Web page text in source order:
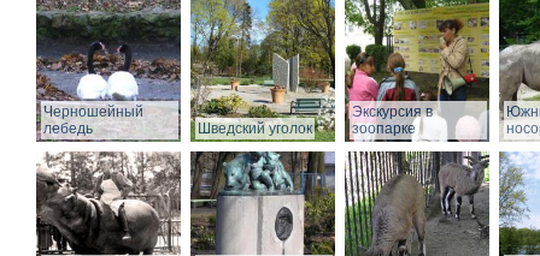
Черношейный
лебедь
Шведский уголок
Экскурсия в
зоопарке